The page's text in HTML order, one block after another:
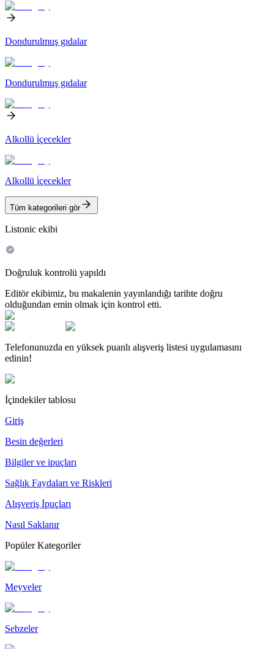
Dondurulmuş gıdalar
Dondurulmuş gıdalar
Alkollü i̇çecekler
Alkollü i̇çecekler
Tüm kategorileri gör
Listonic ekibi
Doğruluk kontrolü yapıldı
Editör ekibimiz, bu makalenin yayınlandığı tarihte doğru
olduğundan emin olmak için kontrol etti.
Telefonunuzda en yüksek puanlı alışveriş listesi uygulamasını
edinin!
İçindekiler tablosu
Giriş
Besin değerleri
Bilgiler ve ipuçları
Sağlık Faydaları ve Riskleri
Alışveriş İpuçları
Nasıl Saklanır
Popüler Kategoriler
Meyveler
Sebzeler